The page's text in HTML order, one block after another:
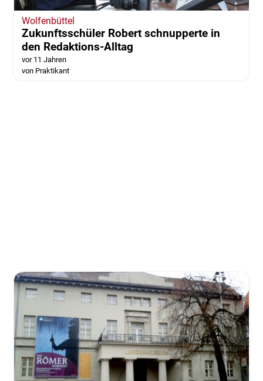
Wolfenbüttel
Zukunftsschüler Robert schnupperte in
den Redaktions-Alltag
vor 11 Jahren
von Praktikant